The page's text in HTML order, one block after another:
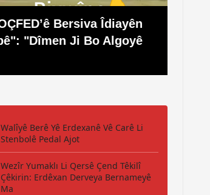
Walîyê Berê Yê Erdexanê Vê Carê Li
Stenbolê Pedal Ajot
Wezîr Yumaklı Li Qersê Çend Têkilî
Çêkirin: Erdêxan Derveya Bernameyê
Ma